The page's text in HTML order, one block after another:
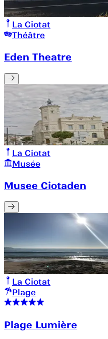
La Ciotat
Théâtre
Eden Theatre
La Ciotat
Musée
Musee Ciotaden
La Ciotat
Plage
Plage Lumière